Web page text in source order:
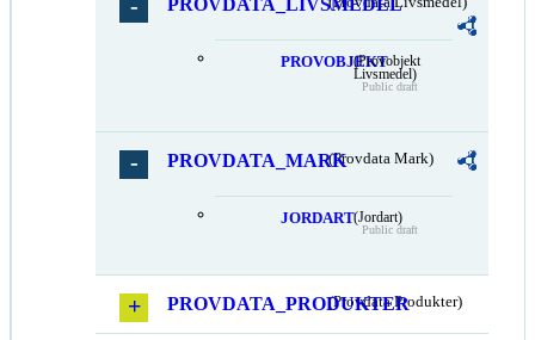
PROVDATA_LIVSMEDEL
PROVOBJEKT(Provobjekt
Livsmedel)
Public draft
PROVDATA_MARK(Provdata Mark)
JORDART(Jordart)
Public draft
PROVDATA_PRODUKTER
(Provdata Produkter)